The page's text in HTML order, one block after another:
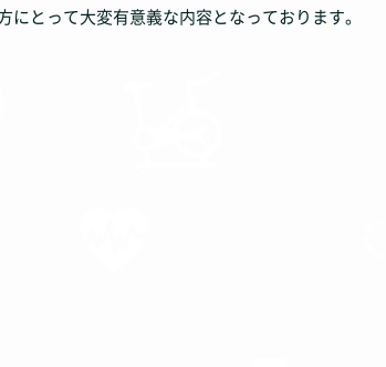
とって大変有意義な内容となっております。